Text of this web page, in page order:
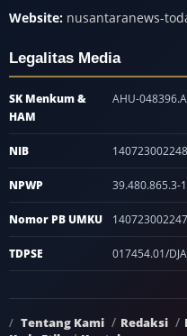
Website: nusantaranews-
Legalitas Media
SK Menkum &
HAM
AHU-
NIB
NPWP 39.480.865.3-
Nomor PB UMKU
TDPSE 017454.01/
Tentang Kami Redaksi